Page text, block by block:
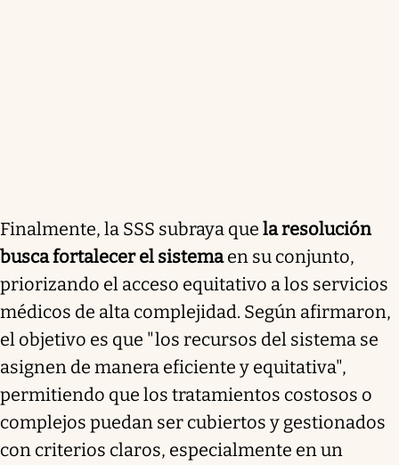
Finalmente, la SSS subraya que la resolución
busca fortalecer el sistemaen su conjunto,
priorizando el acceso equitativo a los servicios
médicos de alta complejidad. Según afirmaron,
el objetivo es que "los recursos del sistema se
asignen de manera eficiente y equitativa",
permitiendo que los tratamientos costosos o
complejos puedan ser cubiertos y gestionados
con criterios claros, especialmente en un